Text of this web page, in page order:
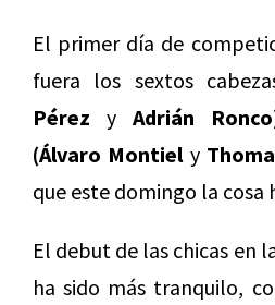
El primer día de
fuera los sextos
Pérez y Adrián
(Álvaro Montiely
que este domingo la cosa
El debut de las chicas en
ha sido más tranquilo,